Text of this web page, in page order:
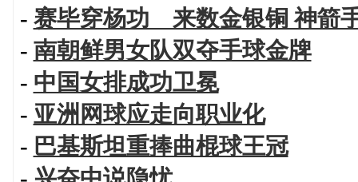
- 赛毕穿杨功 来数金银铜 神箭
- 南朝鲜男女队双夺手球金牌
- 中国女排成功卫冕
- 亚洲网球应走向职业化
- 巴基斯坦重捧曲棍球王冠